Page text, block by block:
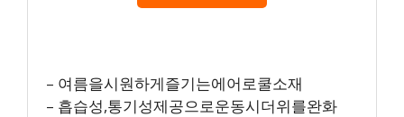
– 여름을시원하게즐기는에어로쿨소재
– 흡습성,통기성제공으로운동시더위를완화